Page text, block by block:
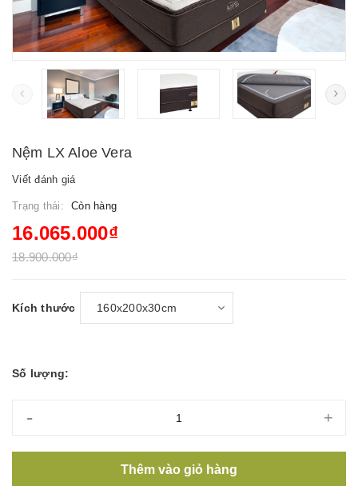
Nệm LX Aloe Vera
Viết đánh giá
Trạng thái: Còn hàng
16.065.000₫
18.900.000₫
Kích thước
Số lượng:
- +
Thêm vào giỏ hàng